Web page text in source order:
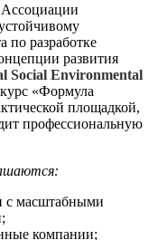
по разработке
развития
Social Environmental
«Формула
площадкой,
профессиональную
с масштабными
компании;